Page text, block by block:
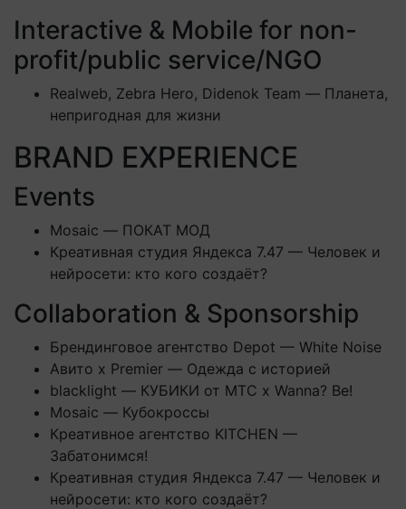
Interactive & Mobile for non-
profit/public service/NGO
Realweb, Zebra Hero, Didenok Team — Планета,
непригодная для жизни
BRAND EXPERIENCE
Events
Mosaic — ПОКАТ МОД
Креативная студия Яндекса 7.47 — Человек и
нейросети: кто кого создаёт?
Collaboration & Sponsorship
Брендинговое агентство Depot — White Noise
Авито х Premier — Одежда с историей
blacklight — КУБИКИ от МТС х Wanna? Be!
Mosaic — Кубокроссы
Креативное агентство KITCHEN —
Забатонимся!
Креативная студия Яндекса 7.47 — Человек и
нейросети: кто кого создаёт?